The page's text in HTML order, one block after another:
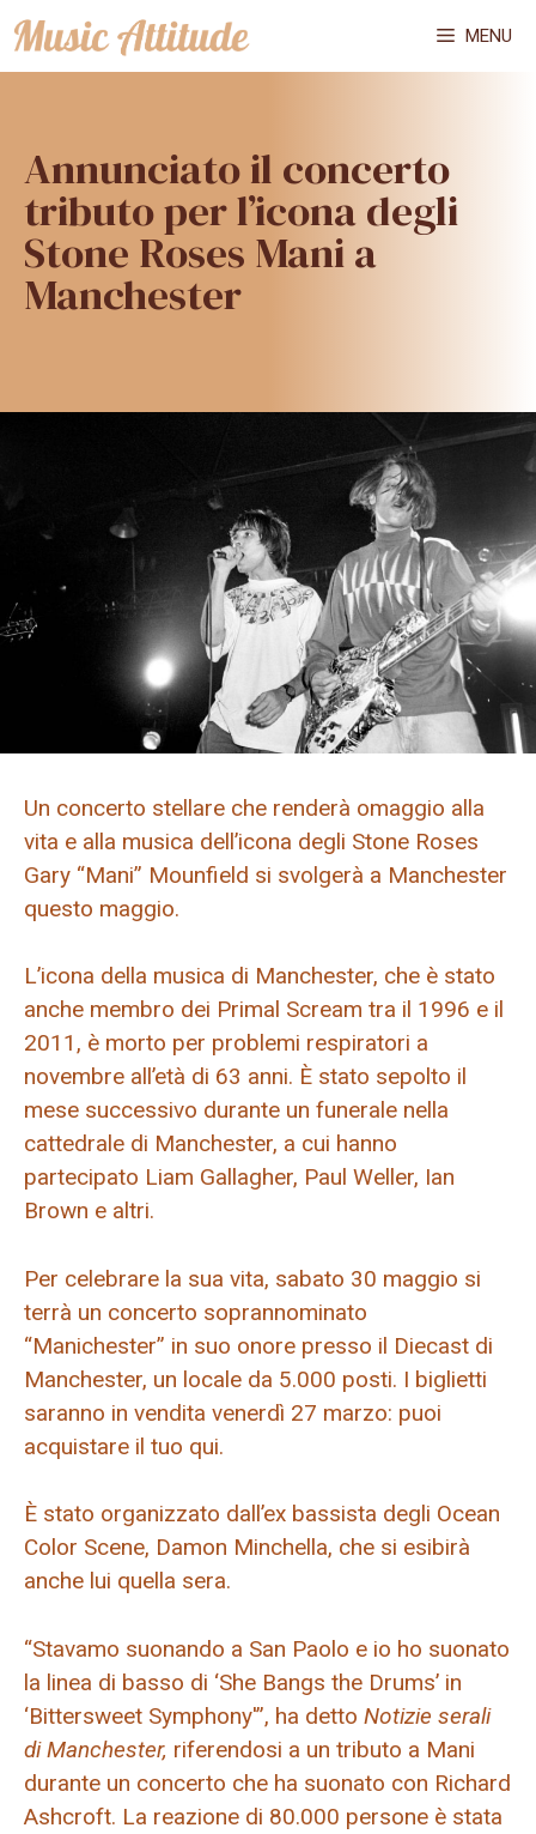
Vai
al
MENU
Annunciato il concerto
tributo per l’icona degli
Stone Roses Mani a
Manchester
Un concerto stellare che renderà omaggio alla
vita e alla musica dell’icona degli Stone Roses
Gary “Mani” Mounfield si svolgerà a Manchester
questo maggio.
L’icona della musica di Manchester, che è stato
anche membro dei Primal Scream tra il 1996 e il
2011, è morto per problemi respiratori a
novembre all’età di 63 anni. È stato sepolto il
mese successivo durante un funerale nella
cattedrale di Manchester, a cui hanno
partecipato Liam Gallagher, Paul Weller, Ian
Brown e altri.
Per celebrare la sua vita, sabato 30 maggio si
terrà un concerto soprannominato
“Manichester” in suo onore presso il Diecast di
Manchester, un locale da 5.000 posti. I biglietti
saranno in vendita venerdì 27 marzo: puoi
acquistare il tuo qui.
È stato organizzato dall’ex bassista degli Ocean
Color Scene, Damon Minchella, che si esibirà
anche lui quella sera.
“Stavamo suonando a San Paolo e io ho suonato
la linea di basso di ‘She Bangs the Drums’ in
‘Bittersweet Symphony'”, ha detto Notizie serali
di Manchester, riferendosi a un tributo a Mani
durante un concerto che ha suonato con Richard
Ashcroft. La reazione di 80.000 persone è stata